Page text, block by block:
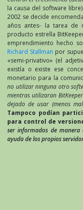
la causa del software
2002 se decide
años antes- la tarea de
producto estrella
emprendimiento hecho
Richard Stallman por
«semi-privativo» (el
existía o existe ese
monetario para la
no utilizar ninguna otro
mientras utilizaran
dejado de usar (menos
Tampoco podían
para control de
ser informados de
ayuda de los propios